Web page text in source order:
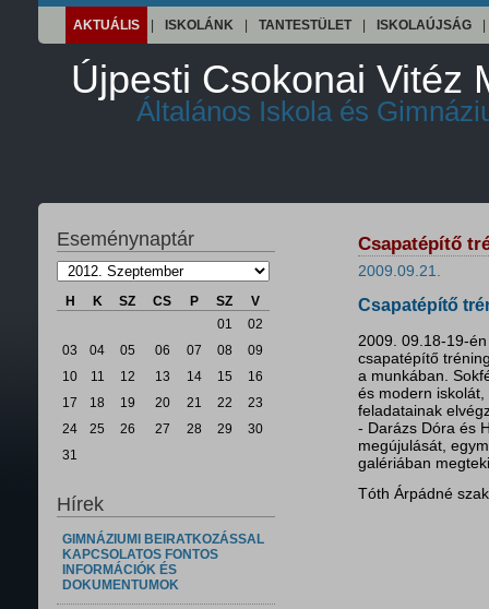
AKTUÁLIS ISKOLÁNK TANTESTÜLET ISKOLAÚJSÁG
Újpesti Csokonai Vitéz
Általános Iskola és
Eseménynaptár
H K SZ CS P SZ
V
01
02
03
04 05 06 07 08
09
10
11 12 13 14 15
16
17
18 19 20 21 22
23
24
25 26 27 28 29
30
31
Hírek
GIMNÁZIUMI BEIRATKOZÁSSAL
KAPCSOLATOS FONTOS
INFORMÁCIÓK ÉS
DOKUMENTUMOK
Csapatépítő
2009.09.21.
Csapatépítő
2009. 09.18-19-
csapatépítő
a munkában.
és modern
feladatainak
- Darázs Dóra és
megújulását,
galériában
Tóth Árpádné